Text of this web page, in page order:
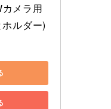
メラ用
ルダー)